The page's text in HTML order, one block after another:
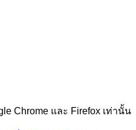
Chrome และ Firefox เท่านั้น